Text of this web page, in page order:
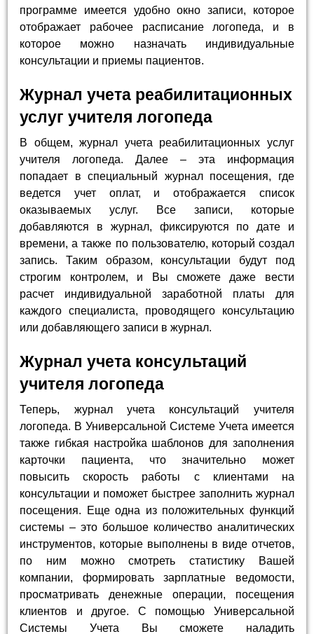
программе имеется удобно окно записи, которое
отображает рабочее расписание логопеда, и в
которое можно назначать индивидуальные
консультации и приемы пациентов.
Журнал учета реабилитационных
услуг учителя логопеда
В общем, журнал учета реабилитационных услуг
учителя логопеда. Далее – эта информация
попадает в специальный журнал посещения, где
ведется учет оплат, и отображается список
оказываемых услуг. Все записи, которые
добавляются в журнал, фиксируются по дате и
времени, а также по пользователю, который создал
запись. Таким образом, консультации будут под
строгим контролем, и Вы сможете даже вести
расчет индивидуальной заработной платы для
каждого специалиста, проводящего консультацию
или добавляющего записи в журнал.
Журнал учета консультаций
учителя логопеда
Теперь, журнал учета консультаций учителя
логопеда. В Универсальной Системе Учета имеется
также гибкая настройка шаблонов для заполнения
карточки пациента, что значительно может
повысить скорость работы с клиентами на
консультации и поможет быстрее заполнить журнал
посещения. Еще одна из положительных функций
системы – это большое количество аналитических
инструментов, которые выполнены в виде отчетов,
по ним можно смотреть статистику Вашей
компании, формировать зарплатные ведомости,
просматривать денежные операции, посещения
клиентов и другое. С помощью Универсальной
Системы Учета Вы сможете наладить